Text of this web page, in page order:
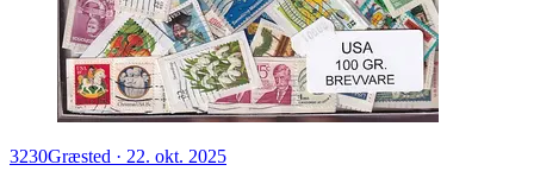
3230Græsted · 22. okt. 2025